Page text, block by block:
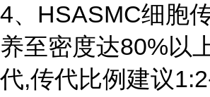
4、HSASMC细胞
养至密度达80%以
代,传代比例建议